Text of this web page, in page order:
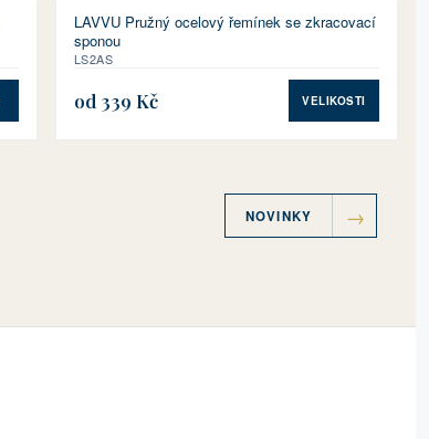
LAVVU Pružný ocelový řemínek se zkracovací
sponou
LS2AS
od 339 Kč VELIKOSTI
NOVINKY